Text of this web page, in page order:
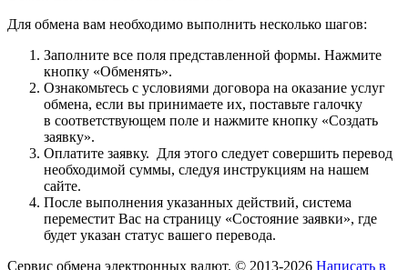
Для обмена вам необходимо выполнить несколько шагов:
Заполните все поля представленной формы. Нажмите
кнопку «Обменять».
Ознакомьтесь с условиями договора на оказание услуг
обмена, если вы принимаете их, поставьте галочку
в соответствующем поле и нажмите кнопку «Создать
заявку».
Оплатите заявку. Для этого следует совершить перевод
необходимой суммы, следуя инструкциям на нашем
сайте.
После выполнения указанных действий, система
переместит Вас на страницу «Состояние заявки», где
будет указан статус вашего перевода.
Сервис обмена электронных валют. © 2013-2026 Написать в